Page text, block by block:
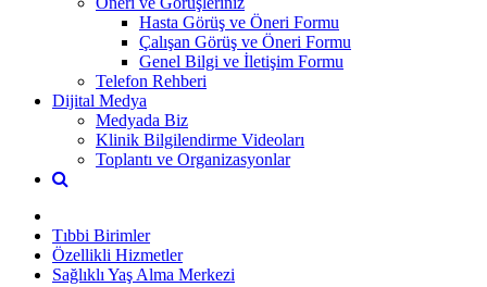
Hasta Görüş ve Öneri Formu
Çalışan Görüş ve Öneri Formu
Genel Bilgi ve İletişim Formu
Telefon Rehberi
Dijital Medya
Medyada Biz
Klinik Bilgilendirme Videoları
Toplantı ve Organizasyonlar
Tıbbi Birimler
Özellikli Hizmetler
Sağlıklı Yaş Alma Merkezi